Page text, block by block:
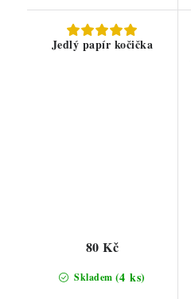
Jedlý papír kočička
Skladem (4 ks)
80 Kč